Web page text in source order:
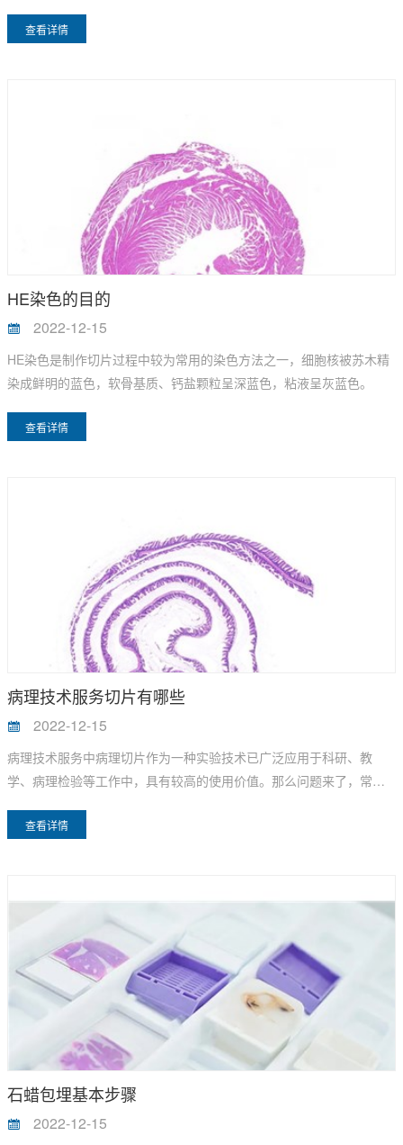
般需要准备爬片或者是激光共聚焦培养皿。
查看详情
HE染色的目的
2022-12-15
HE染色是制作切片过程中较为常用的染色方法之一，细胞核被苏木精
染成鲜明的蓝色，软骨基质、钙盐颗粒呈深蓝色，粘液呈灰蓝色。
查看详情
病理技术服务切片有哪些
2022-12-15
病理技术服务中病理切片作为一种实验技术已广泛应用于科研、教
学、病理检验等工作中，具有较高的使用价值。那么问题来了，常见
查看详情
石蜡包埋基本步骤
2022-12-15